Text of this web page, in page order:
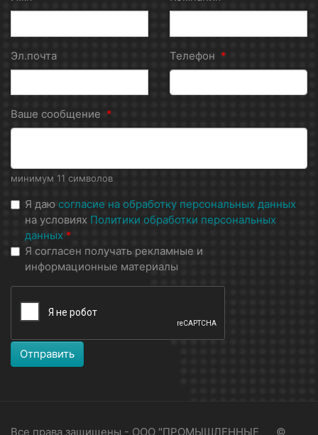
Эл.почта Телефон *
Ваше сообщение *
минимум 11 символов
Я даю согласие на обработку персональных данных
на условиях Политики обработки персональных
данных *
Я согласен получать рекламные и
информационные материалы
Отправить
Все права защищены - ООО "ПРОМЫШЛЕННЫЕ
©